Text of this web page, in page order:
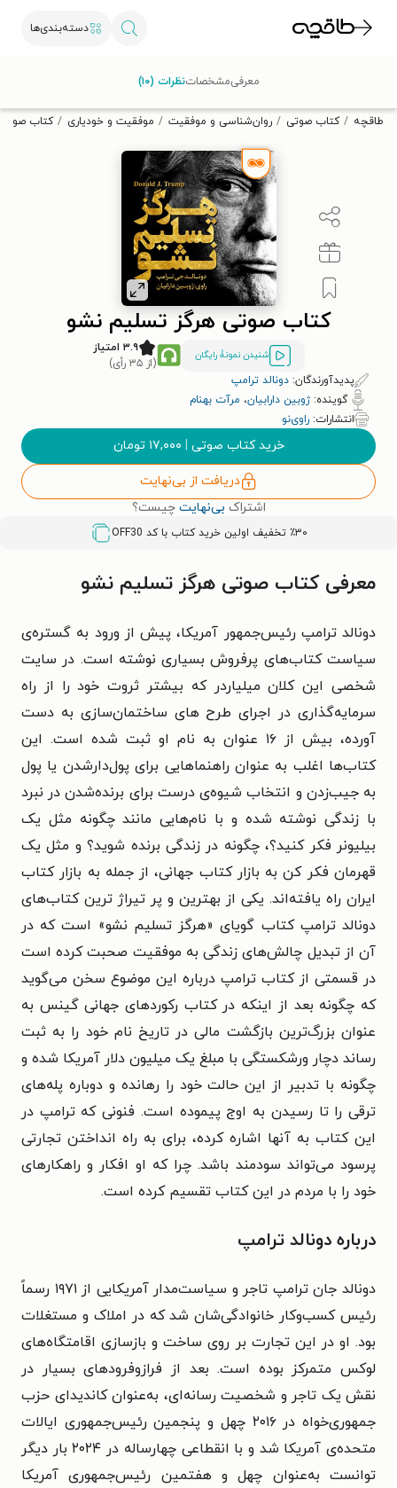
دسته‌بندی‌ها
تخفیف از طاقچه دریافت کن.
طاقچه کتاب صوتی روان‌شناسی و موفقیت موفقیت و خودیاری کتاب
کتاب صوتی هرگز تسلیم نشو
شنیدن نمونۀ رایگان
۳.۹ امتیاز
(از ۳۵ رأی)
پدیدآورندگان: دونالد ترامپ
گوینده: ژوبین دارابیان، مرآت بهنام
انتشارات: راوی‌نو
خرید کتاب صوتی | ۱۷,۰۰۰ تومان
دریافت از بی‌نهایت
اشتراک بی‌نهایت چیست؟
٪۳۰ تخفیف اولین خرید کتاب با کد OFF30
معرفیمشخصاتنظرات (۱۰)
معرفی کتاب صوتی هرگز تسلیم نشو
دونالد ترامپ رئیس‌جمهور آمریکا، پیش از ورود به گستره‌ی
سیاست کتاب‌های پرفروش بسیاری نوشته است. در سایت
شخصی این کلان میلیاردر که بیشتر ثروت خود را از راه
سرمایه‌گذاری در اجرای طرح‌ های ساختمان‌‌سازی به ‌دست
آورده، بیش از ۱۶ عنوان به نام او ثبت شده است. این
کتاب‌ها اغلب به عنوان راهنماها‌یی برای پول‌دارشدن یا پول
به ‌جیب‌زدن و انتخاب شیوه‌‌ی درست برای برنده‌شدن در نبرد
با زندگی نوشته شده و با نام‌‌هایی مانند چگونه مثل یک
بیلیونر فکر کنید؟، چگونه در زندگی برنده شوید؟ و مثل یک
قهرمان فکر کن به بازار کتاب جهانی، از جمله به بازار کتاب
ایران راه یافته‌اند. یکی از بهترین و پر تیراژ ترین کتاب‌های
دونالد ترامپ کتاب گویای «هرگز تسلیم نشو» است که در
آن از تبدیل چالش‌های زندگی به موفقیت صحبت کرده است
در قسمتی از کتاب ترامپ درباره این موضوع سخن می‌گوید
که چگونه بعد از اینکه در کتاب رکوردهای جهانی گینس به
عنوان بزرگ‌ترین بازگشت مالی در تاریخ نام خود را به ثبت
رساند دچار ورشکستگی با مبلغ یک میلیون دلار آمریکا شده و
چگونه با تدبیر از این حالت خود را رهانده و دوباره پله‌های
ترقی را تا رسیدن به اوج پیموده است. فنونی که ترامپ در
این کتاب به آنها اشاره کرده، برای به راه انداختن تجارتی
پرسود می‌تواند سودمند باشد. چرا که او افکار و راهکارهای
خود را با مردم در این کتاب تقسیم کرده است.
درباره دونالد ترامپ
دونالد جان ترامپ تاجر و سیاست‌مدار آمریکایی از ۱۹۷۱ رسماً
رئیس کسب‌وکار خانوادگی‌شان شد که در املاک و مستغلات
بود. او در این تجارت بر روی ساخت و بازسازی اقامتگاه‌های
لوکس متمرکز بوده است. بعد از فرازوفرودهای بسیار در
نقش یک تاجر و شخصیت رسانه‌ای، به‌عنوان کاندیدای حزب
جمهوری‌خواه در ۲۰۱۶ چهل و پنجمین رئیس‌جمهوری ایالات
متحده‌ی آمریکا شد و با انقطاعی چهار‌ساله در ۲۰۲۴ بار دیگر
توانست به‌عنوان چهل و هفتمین رئیس‌جمهوری آمریکا